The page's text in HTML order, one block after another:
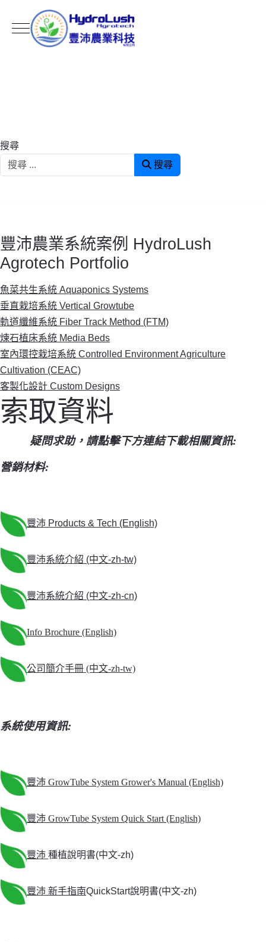
Mobile Menu Toggle
搜尋
搜尋
豐沛農業系統案例 HydroLush
Agrotech Portfolio
魚菜共生系統 Aquaponics Systems
垂直栽培系統 Vertical Growtube
軌道纖維系統 Fiber Track Method (FTM)
煉石植床系統 Media Beds
室內環控栽培系統 Controlled Environment Agriculture
Cultivation (CEAC)
客製化設計 Custom Designs
索取資料
疑問求助，請點擊下方連結下載相關資訊:
營銷材料:
豐沛 Products & Tech (English)
豐沛系統介紹 (中文-zh-tw)
豐沛系統介紹 (中文-zh-cn)
Info Brochure (English)
公司簡介手冊 (中文-zh-tw)
系統使用資訊:
豐沛 GrowTube System Grower's Manual (English)
豐沛 GrowTube System Quick Start (English)
豐沛 種植說明書(中文-zh)
豐沛 新手指南QuickStart說明書(中文-zh)